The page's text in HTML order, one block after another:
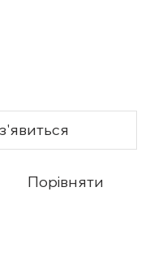
Порівняти